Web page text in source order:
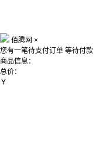
佰腾网 ×
您有一笔待支付订单 等待付款
商品信息：
总价：
￥